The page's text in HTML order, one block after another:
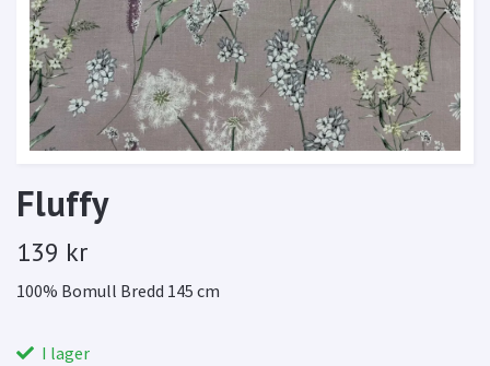
Fluffy
139 kr
100% Bomull Bredd 145 cm
I lager